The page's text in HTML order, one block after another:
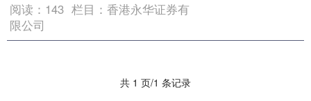
阅读： 143 栏目： 香港永华证券有
限公司
共 1 页/1 条记录